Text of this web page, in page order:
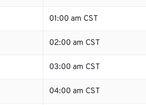
01:00 am CST
02:00 am CST
03:00 am CST
04:00 am CST